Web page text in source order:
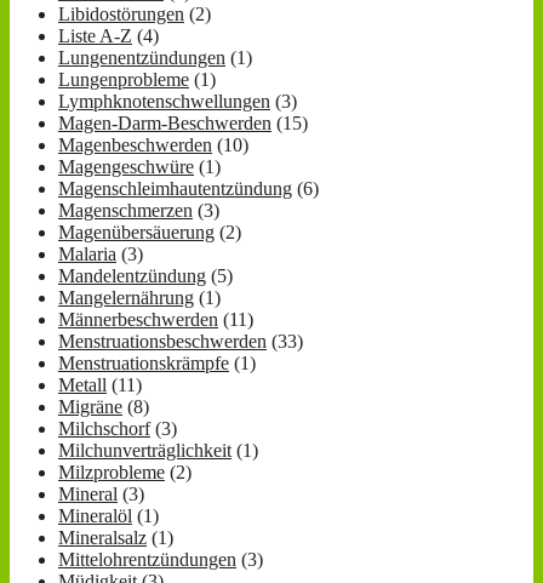
Libidostörungen (2)
Liste A-Z (4)
Lungenentzündungen (1)
Lungenprobleme (1)
Lymphknotenschwellungen (3)
Magen-Darm-Beschwerden (15)
Magenbeschwerden (10)
Magengeschwüre (1)
Magenschleimhautentzündung (6)
Magenschmerzen (3)
Magenübersäuerung (2)
Malaria (3)
Mandelentzündung (5)
Mangelernährung (1)
Männerbeschwerden (11)
Menstruationsbeschwerden (33)
Menstruationskrämpfe (1)
Metall (11)
Migräne (8)
Milchschorf(3)
Milchunverträglichkeit (1)
Milzprobleme (2)
Mineral (3)
Mineralöl (1)
Mineralsalz (1)
Mittelohrentzündungen (3)